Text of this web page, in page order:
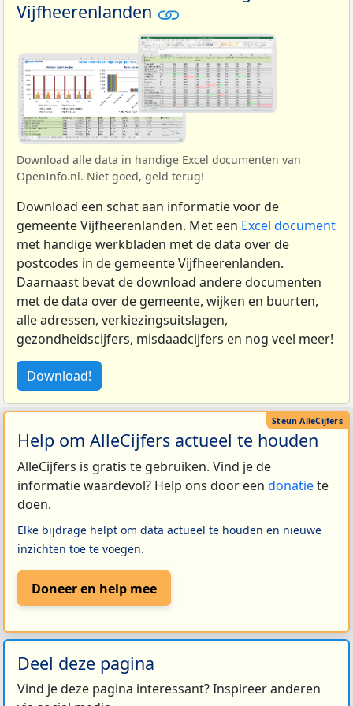
Vijfheerenlanden
Download alle data in handige Excel documenten van
OpenInfo.nl. Niet goed, geld terug!
Download een schat aan informatie voor de
gemeente Vijfheerenlanden. Met een Excel document
met handige werkbladen met de data over de
postcodes in de gemeente Vijfheerenlanden.
Daarnaast bevat de download andere documenten
met de data over de gemeente, wijken en buurten,
alle adressen, verkiezingsuitslagen,
gezondheidscijfers, misdaadcijfers en nog veel meer!
Download!
Help om AlleCijfers actueel te houden
AlleCijfers is gratis te gebruiken. Vind je de
informatie waardevol? Help ons door een donatiete
doen.
Elke bijdrage helpt om data actueel te houden en nieuwe
inzichten toe te voegen.
Doneer en help mee
Deel deze pagina
Vind je deze pagina interessant? Inspireer anderen